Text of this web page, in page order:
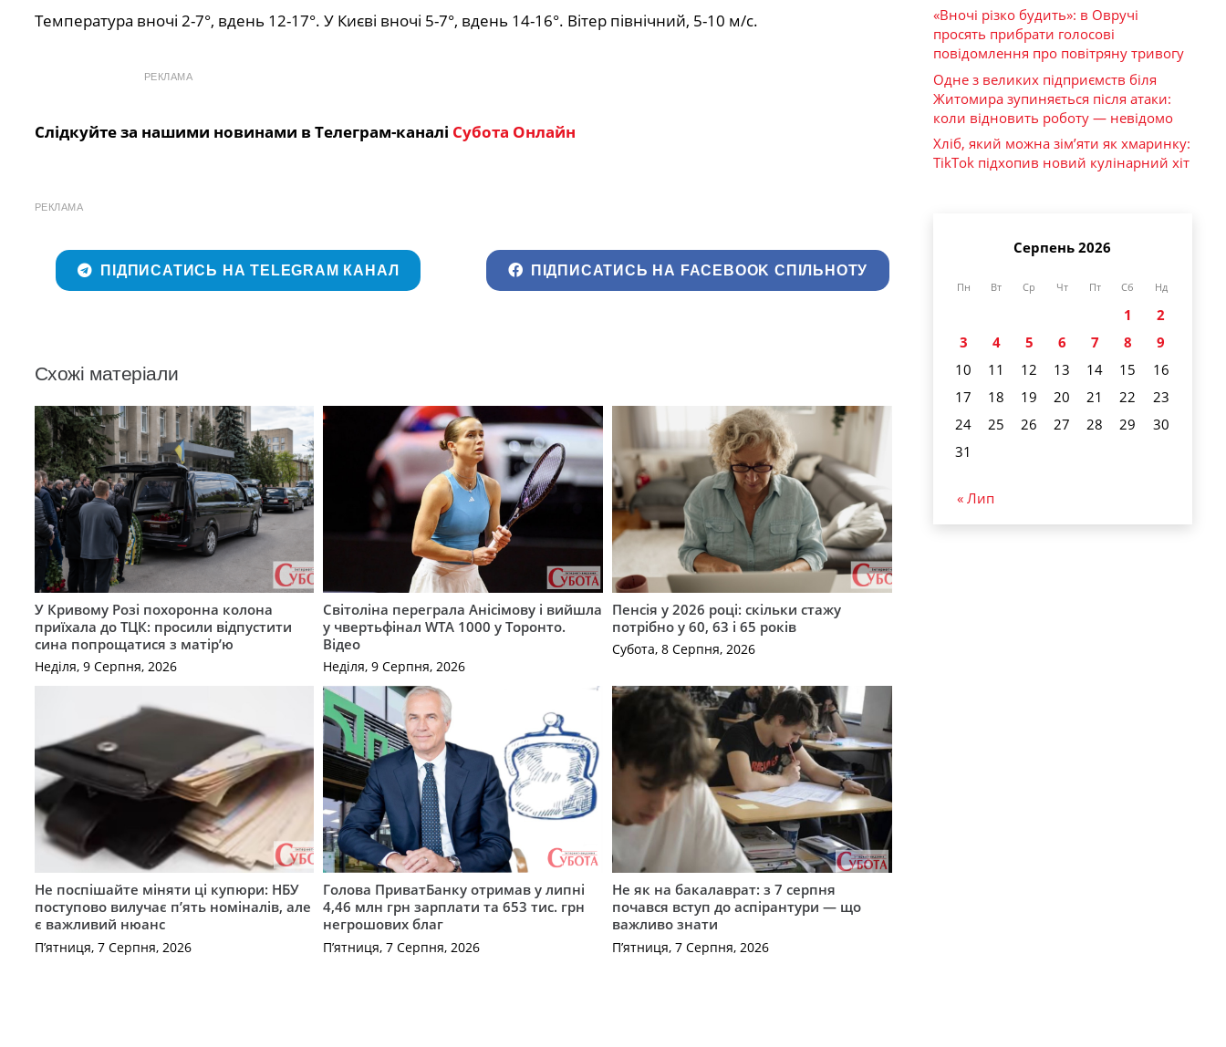
Температура вночі 2-7°, вдень 12-17°. У Києві вночі 5-7°, вдень 14-16°. Вітер північний, 5-10 м/с.
РЕКЛАМА
Слідкуйте за нашими новинами в Телеграм-каналі Субота Онлайн
РЕКЛАМА
ПІДПИСАТИСЬ НА TELEGRAM КАНАЛ ПІДПИСАТИСЬ НА FACEBOOK СПІЛЬНОТУ
Схожі матеріали
У Кривому Розі похоронна колона
приїхала до ТЦК: просили відпустити
сина попрощатися з матір’ю
Неділя, 9 Серпня, 2026
Світоліна переграла Анісімову і вийшла
у чвертьфінал WTA 1000 у Торонто.
Відео
Неділя, 9 Серпня, 2026
Пенсія у 2026 році: скільки стажу
потрібно у 60, 63 і 65 років
Субота, 8 Серпня, 2026
Не поспішайте міняти ці купюри: НБУ
поступово вилучає п’ять номіналів, але
є важливий нюанс
П’ятниця, 7 Серпня, 2026
Голова ПриватБанку отримав у липні
4,46 млн грн зарплати та 653 тис. грн
негрошових благ
П’ятниця, 7 Серпня, 2026
Не як на бакалаврат: з 7 серпня
почався вступ до аспірантури — що
важливо знати
П’ятниця, 7 Серпня, 2026
«Вночі різко будить»: в Овручі
просять прибрати голосові
повідомлення про повітряну тривогу
Одне з великих підприємств біля
Житомира зупиняється після атаки:
коли відновить роботу — невідомо
Хліб, який можна зім’яти як хмаринку:
TikTok підхопив новий кулінарний хіт
Серпень 2026
Пн Вт Ср Чт Пт Сб Нд
1
2
3
4 5 6 7 8
9
10
11 12 13 14 15
16
17
18 19 20 21 22
23
24
25 26 27 28 29
30
31
« Лип